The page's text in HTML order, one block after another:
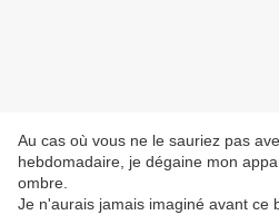
Au cas où vous ne le sauriez pas
hebdomadaire, je dégaine mon
ombre.
Je n'aurais jamais imaginé avant ce